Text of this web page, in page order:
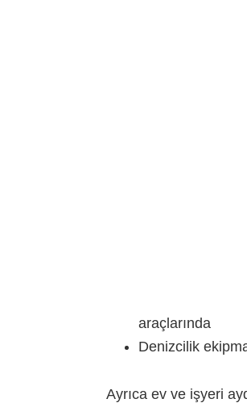
araçlarında
Denizcilik
Ayrıca ev ve işyeri